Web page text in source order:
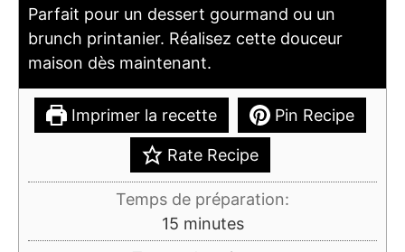
Parfait pour un dessert gourmand ou un
brunch printanier. Réalisez cette douceur
maison dès maintenant.
Imprimer la recette Pin Recipe
Rate Recipe
Temps de préparation:
15minutes
minutes